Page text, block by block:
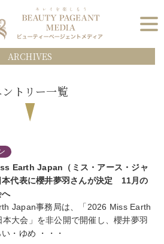
ARCHIVES
ントリー一覧
Earth Japan（ミス・アース・ジャ
本代表に櫻井夢羽さんが決定 11月の
へ
Japan事務局は、「2026 Miss Earth
大会」を非公開で開催し、櫻井夢羽
い・ゆめ ・・・